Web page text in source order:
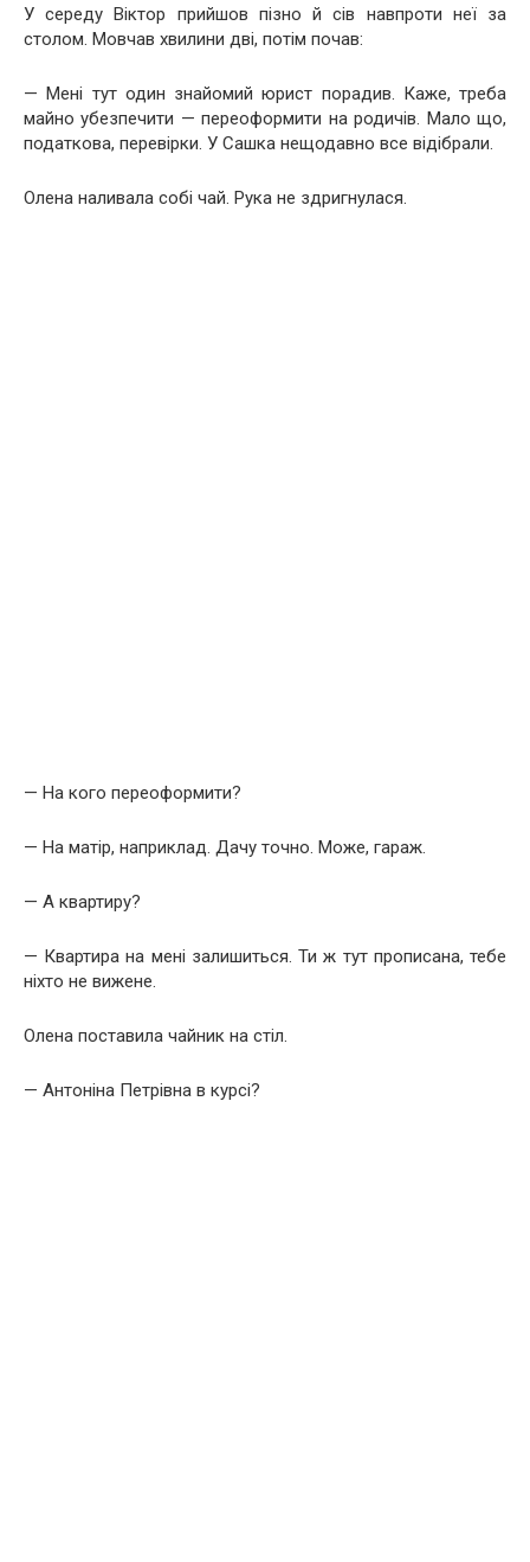
У середу Віктор прийшов пізно й сів навпроти неї за
столом. Мовчав хвилини дві, потім почав:
— Мені тут один знайомий юрист порадив. Каже, треба
майно убезпечити — переоформити на родичів. Мало що,
податкова, перевірки. У Сашка нещодавно все відібрали.
Олена наливала собі чай. Рука не здригнулася.
— На кого переоформити?
— На матір, наприклад. Дачу точно. Може, гараж.
— А квартиру?
— Квартира на мені залишиться. Ти ж тут прописана, тебе
ніхто не вижене.
Олена поставила чайник на стіл.
— Антоніна Петрівна в курсі?